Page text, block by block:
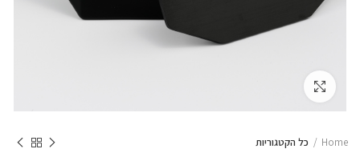
Home כל הקטגוריות